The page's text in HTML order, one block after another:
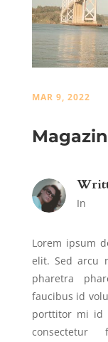
MAR 9, 2022
In
Lorem ipsum
elit. Sed arcu
pharetra
faucibus id
porttitor mi id